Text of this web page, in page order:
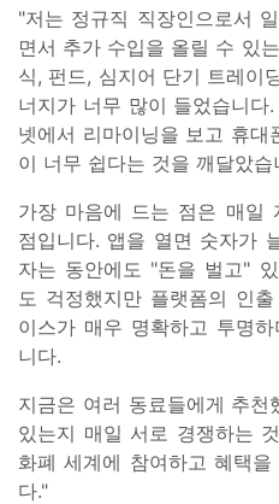
"저는 정규직 직장인으로서
면서 추가 수입을 올릴 수 있
식, 펀드, 심지어 단기 트레이
너지가 너무 많이 들었습니
넷에서 리마이닝을 보고 휴대
이 너무 쉽다는 것을 깨달았습
가장 마음에 드는 점은 매일
점입니다. 앱을 열면 숫자가
자는 동안에도 "돈을 벌고"
도 걱정했지만 플랫폼의 인
이스가 매우 명확하고 투명
니다.
지금은 여러 동료들에게 추
있는지 매일 서로 경쟁하는
화폐 세계에 참여하고 혜택
다."